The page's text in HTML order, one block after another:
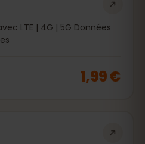
LTE | 4G | 5G Données
1,99 €